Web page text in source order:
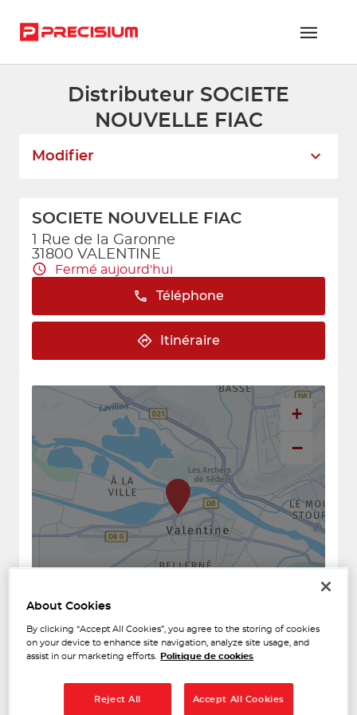
RÉSEAU PRECISIUM
NOUS REJOINDRE
CONTACTEZ-NOUS
Distributeur SOCIETE
NOUVELLE FIAC
Modifier
SOCIETE NOUVELLE FIAC
1 Rue de la Garonne
31800 VALENTINE
Fermé aujourd'hui
Téléphone
Itinéraire
Horaires d'ouverture
Lundi 09:00 - 12:0014:00 - 18:00
+
−
Leaflet| Map ©2026HERE
About Cookies
By clicking “Accept All Cookies”, you agree to the storing of cookies
on your device to enhance site navigation, analyze site usage, and
assist in our marketing efforts.
Politique de cookies
Reject All Accept All Cookies